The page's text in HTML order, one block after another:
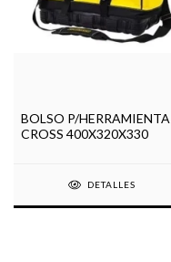
BOLSO P/HERRAMIENTA
CROSS 400X320X330
DETALLES